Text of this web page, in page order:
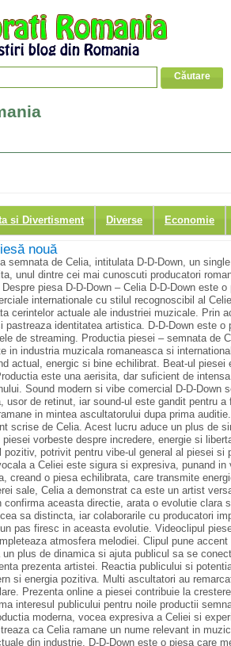
si Divertisment Diverse Economie
nouă
semnata de Celia, intitulata D-D-Down, un
unul dintre cei mai cunoscuti producatori
piesa D-D-Down – Celia D-D-Down este
internationale cu stilul recognoscibil al
cerintelor actuale ale industriei muzicale. Prin
pastreaza identitatea artistica. D-D-Down este
de streaming. Productia piesei – semnata de
in industria muzicala romaneasca si
actual, energic si bine echilibrat. Beat-ul
este una aerisita, dar suficient de
Sound modern si vibe comercial D-D-
usor de retinut, iar sound-ul este gandit pentru
in mintea ascultatorului dupa prima
scrise de Celia. Acest lucru aduce un plus de
vorbeste despre incredere, energie si
potrivit pentru vibe-ul general al piesei
a Celiei este sigura si expresiva, punand
creand o piesa echilibrata, care transmite
sale, Celia a demonstrat ca este un artist
confirma aceasta directie, arata o evolutie
sa distincta, iar colaborarile cu producatori
pas firesc in aceasta evolutie. Videoclipul
atmosfera melodiei. Clipul pune
plus de dinamica si ajuta publicul sa se
prezenta artistei. Reactia publicului si
si energia pozitiva. Multi ascultatori au
Prezenta online a piesei contribuie la
interesul publicului pentru noile productii
moderna, vocea expresiva a Celiei si
ca Celia ramane un nume relevant in
din industrie, D-D-Down este o piesa care